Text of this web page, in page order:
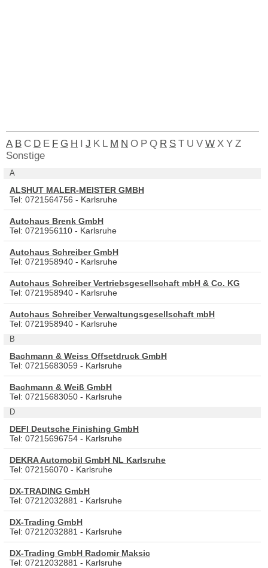
A B C D E F G H I J K L M N O P Q R S T U V W X Y Z
Sonstige
A
ALSHUT MALER-MEISTER GMBH
Tel: 0721564756 - Karlsruhe
Autohaus Brenk GmbH
Tel: 0721956110 - Karlsruhe
Autohaus Schreiber GmbH
Tel: 0721958940 - Karlsruhe
Autohaus Schreiber Vertriebsgesellschaft mbH & Co. KG
Tel: 0721958940 - Karlsruhe
Autohaus Schreiber Verwaltungsgesellschaft mbH
Tel: 0721958940 - Karlsruhe
B
Bachmann & Weiss Offsetdruck GmbH
Tel: 07215683059 - Karlsruhe
Bachmann & Weiß GmbH
Tel: 07215683050 - Karlsruhe
D
DEFI Deutsche Finishing GmbH
Tel: 07215696754 - Karlsruhe
DEKRA Automobil GmbH NL Karlsruhe
Tel: 072156070 - Karlsruhe
DX-TRADING GmbH
Tel: 07212032881 - Karlsruhe
DX-Trading GmbH
Tel: 07212032881 - Karlsruhe
DX-Trading GmbH Radomir Maksic
Tel: 07212032881 - Karlsruhe